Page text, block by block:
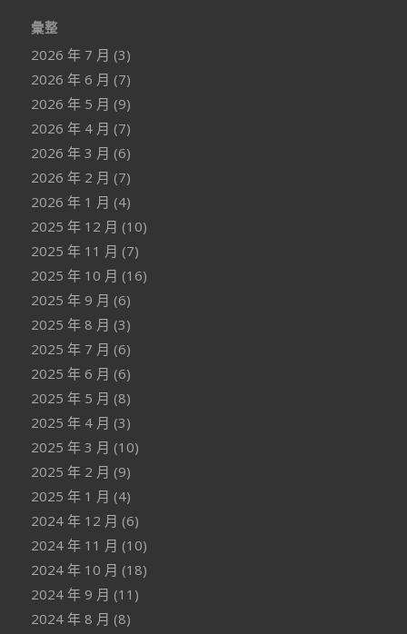
彙整
2026 年 7 月 (3)
2026 年 6 月 (7)
2026 年 5 月 (9)
2026 年 4 月 (7)
2026 年 3 月 (6)
2026 年 2 月 (7)
2026 年 1 月 (4)
2025 年 12 月 (10)
2025 年 11 月 (7)
2025 年 10 月 (16)
2025 年 9 月 (6)
2025 年 8 月 (3)
2025 年 7 月 (6)
2025 年 6 月 (6)
2025 年 5 月 (8)
2025 年 4 月 (3)
2025 年 3 月 (10)
2025 年 2 月 (9)
2025 年 1 月 (4)
2024 年 12 月 (6)
2024 年 11 月 (10)
2024 年 10 月 (18)
2024 年 9 月 (11)
2024 年 8 月 (8)